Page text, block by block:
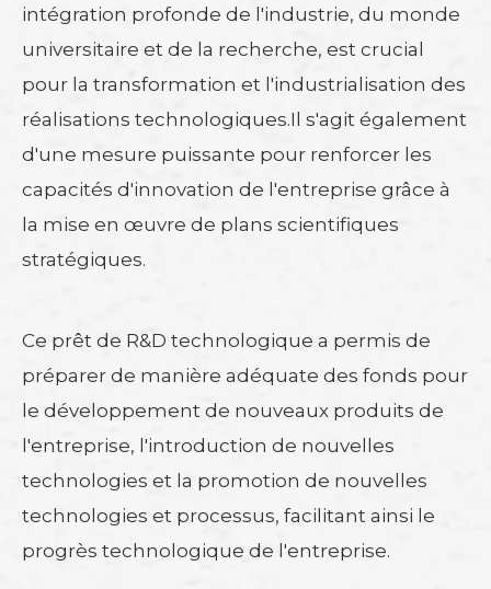
intégration profonde de l'industrie, du monde
universitaire et de la recherche, est crucial
pour la transformation et l'industrialisation des
réalisations technologiques.Il s'agit également
d'une mesure puissante pour renforcer les
capacités d'innovation de l'entreprise grâce à
la mise en œuvre de plans scientifiques
stratégiques.
Ce prêt de R&D technologique a permis de
préparer de manière adéquate des fonds pour
le développement de nouveaux produits de
l'entreprise, l'introduction de nouvelles
technologies et la promotion de nouvelles
technologies et processus, facilitant ainsi le
progrès technologique de l'entreprise.